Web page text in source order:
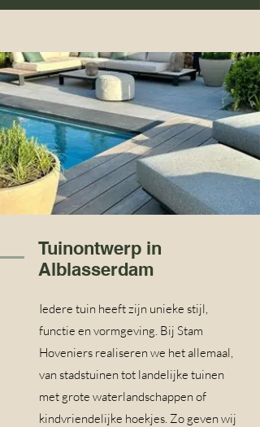
Tuinontwerp in
Alblasserdam
Iedere tuin heeft zijn unieke stijl,
functie en vormgeving. Bij Stam
Hoveniers realiseren we het allemaal,
van stadstuinen tot landelijke tuinen
met grote waterlandschappen of
kindvriendelijke hoekjes. Zo geven wij